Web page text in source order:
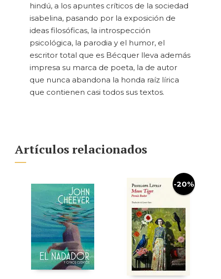
hindú, a los apuntes críticos de la sociedad
isabelina, pasando por la exposición de
ideas filosóficas, la introspección
psicológica, la parodia y el humor, el
escritor total que es Bécquer lleva además
impresa su marca de poeta, la de autor
que nunca abandona la honda raíz lírica
que contienen casi todos sus textos.
Artículos relacionados
-20%